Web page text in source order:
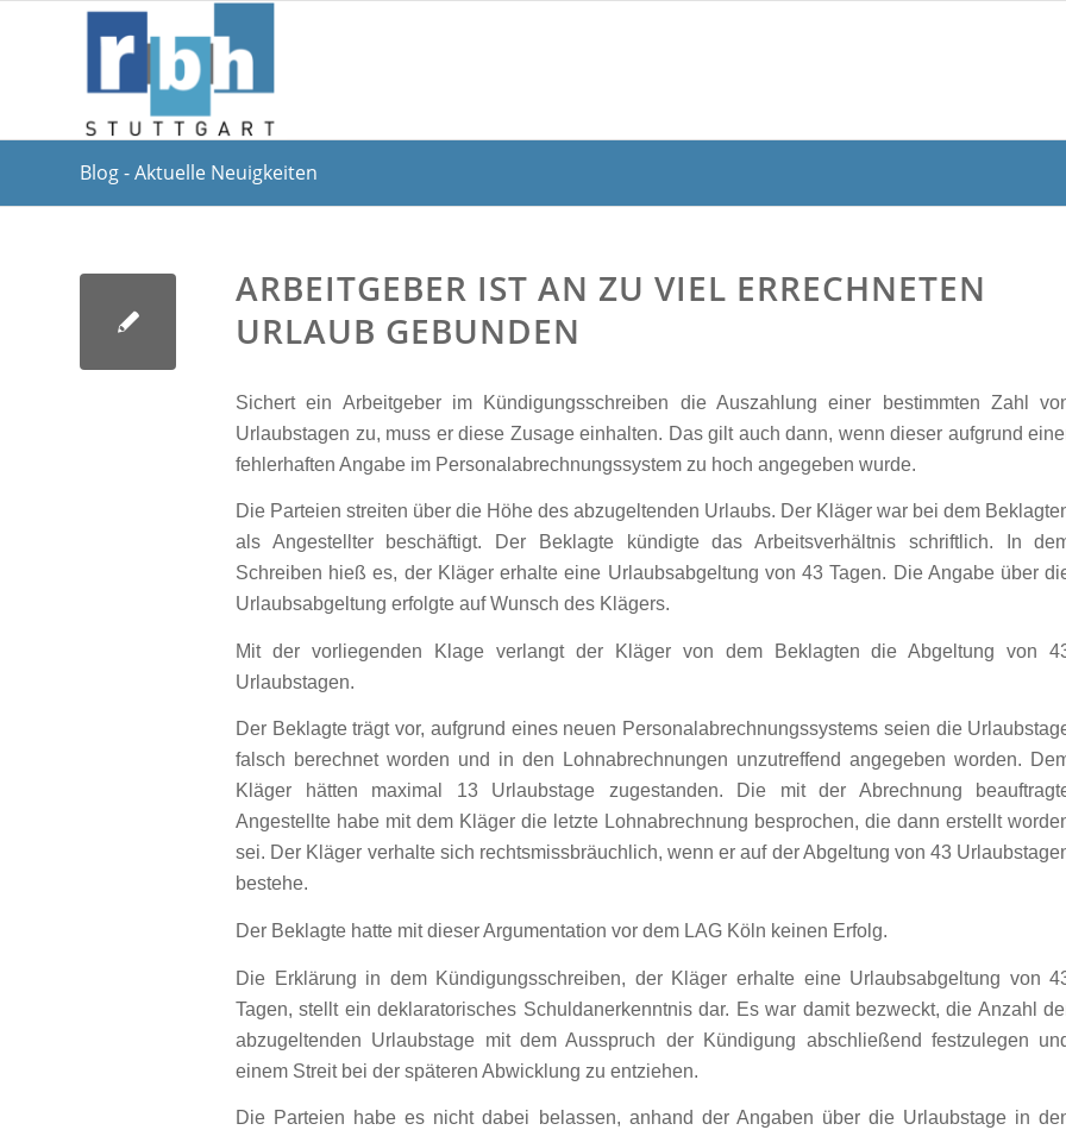
Blog - Aktuelle Neuigkeiten
ARBEITGEBER IST AN ZU VIEL ERRECHNETEN
URLAUB GEBUNDEN
Sichert ein Arbeitgeber im Kündigungsschreiben die Auszahlung einer bestimmten Zahl
Urlaubstagen zu, muss er diese Zusage einhalten. Das gilt auch dann, wenn dieser aufgrund
fehlerhaften Angabe im Personalabrechnungssystem zu hoch angegeben wurde.
Die Parteien streiten über die Höhe des abzugeltenden Urlaubs. Der Kläger war bei dem
als Angestellter beschäftigt. Der Beklagte kündigte das Arbeitsverhältnis schriftlich. In
Schreiben hieß es, der Kläger erhalte eine Urlaubsabgeltung von 43 Tagen. Die Angabe über
Urlaubsabgeltung erfolgte auf Wunsch des Klägers.
Mit der vorliegenden Klage verlangt der Kläger von dem Beklagten die Abgeltung von
Urlaubstagen.
Der Beklagte trägt vor, aufgrund eines neuen Personalabrechnungssystems seien die
falsch berechnet worden und in den Lohnabrechnungen unzutreffend angegeben worden.
Kläger hätten maximal 13 Urlaubstage zugestanden. Die mit der Abrechnung
Angestellte habe mit dem Kläger die letzte Lohnabrechnung besprochen, die dann erstellt
sei. Der Kläger verhalte sich rechtsmissbräuchlich, wenn er auf der Abgeltung von 43
bestehe.
Der Beklagte hatte mit dieser Argumentation vor dem LAG Köln keinen Erfolg.
Die Erklärung in dem Kündigungsschreiben, der Kläger erhalte eine Urlaubsabgeltung von
Tagen, stellt ein deklaratorisches Schuldanerkenntnis dar. Es war damit bezweckt, die Anzahl
abzugeltenden Urlaubstage mit dem Ausspruch der Kündigung abschließend festzulegen
einem Streit bei der späteren Abwicklung zu entziehen.
Die Parteien habe es nicht dabei belassen, anhand der Angaben über die Urlaubstage in